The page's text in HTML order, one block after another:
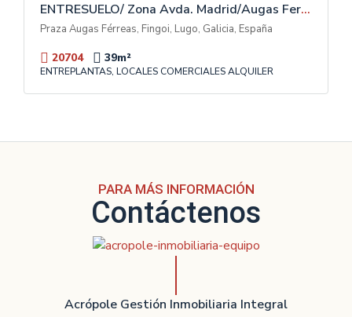
ENTRESUELO/ Zona Avda. Madrid/Augas Ferreas
Praza Augas Férreas, Fingoi, Lugo, Galicia, España
20704 39m²
ENTREPLANTAS, LOCALES COMERCIALES ALQUILER
PARA MÁS INFORMACIÓN
Contáctenos
Acrópole Gestión Inmobiliaria Integral